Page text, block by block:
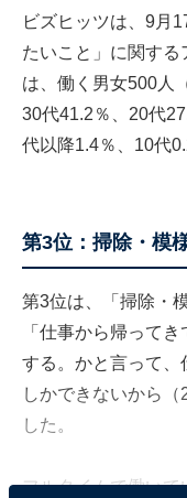
ビズヒッツは、9月
たいこと」に関する
は、働く男女500人
30代41.2％、20代
代以降1.4％、10代
第3位：掃除・模
第3位は、「掃除・
「仕事から帰って
する。かと言って、
しかできないから
した。
フルタイムで働いて